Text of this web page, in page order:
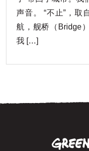
声音。 “不止”，取
航，舰桥（Bridge
我 […]